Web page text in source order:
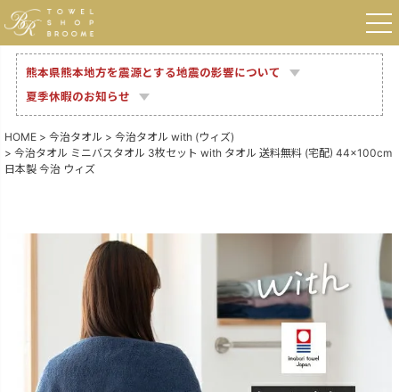
熊本県熊本地方を震源とする地震の影響について
夏季休暇のお知らせ
HOME 今治タオル
今治タオル with (ウィズ)
今治タオル ミニバスタオル 3枚セット with タオル 送料無料 (宅配) 44×100cm
日本製 今治 ウィズ